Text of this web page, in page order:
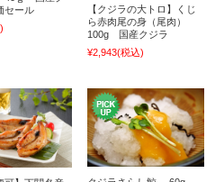
ール
【クジラの大トロ】くじ
ら赤肉尾の身（尾肉）
100g 国産クジラ
¥2,943(税込)